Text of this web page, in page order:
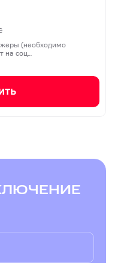
(необходимо
на соц…